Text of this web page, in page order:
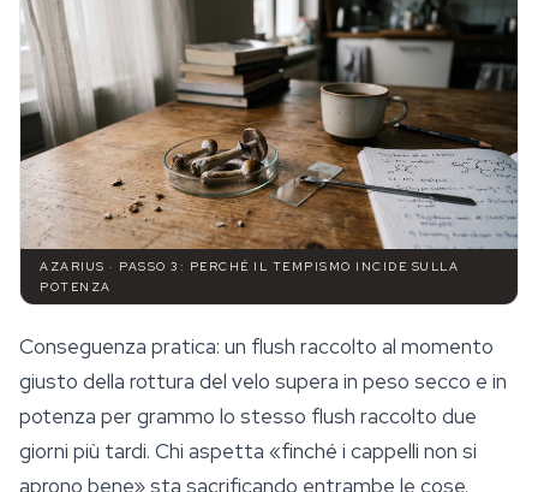
AZARIUS · PASSO 3: PERCHÉ IL TEMPISMO INCIDE SULLA
POTENZA
Conseguenza pratica: un flush raccolto al momento
giusto della rottura del velo supera in peso secco e in
potenza per grammo lo stesso flush raccolto due
giorni più tardi. Chi aspetta «finché i cappelli non si
aprono bene» sta sacrificando entrambe le cose.